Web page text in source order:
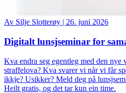
Av Silje Slotterøy | 26. juni 2026
Digitalt lunsjseminar for
Kva endra seg egentleg med den nye
straffelova? Kva svarer vi når vi får
ikkje? Usikker? Meld deg på
Heilt gratis, og det tar kun ein time.